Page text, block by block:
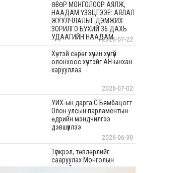
ӨВӨР МОНГОЛООР АЯЛЖ,
НААДАМ ҮЗЭЦГЭЭЕ: АЯЛАЛ
ЖУУЛЧЛАЛЫГ ДЭМЖИХ
ЗОРИЛГО БҮХИЙ 36 ДАХЬ
УДААГИЙН НААДАМ2026-07-22
Хүчтэй сөрөг хүчин хүчгүй
олонхоос хүчтэйг АН-ынхан
харууллаа
2026-07-02
УИХ-ын дарга С.Бямбацогт
Олон улсын парламентын
өдрийн мэндчилгээ
дэвшүүллээ
2026-06-30
Түгжрэл, төвлөрлийг
сааруулах Монголын
хамгийн урт худалдааны